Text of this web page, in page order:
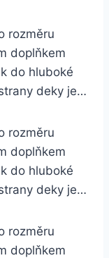
rozměru
doplňkem
do hluboké
deky je…
rozměru
doplňkem
do hluboké
deky je…
rozměru
doplňkem